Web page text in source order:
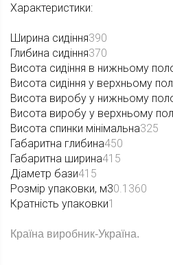
Характеристики:
Ширина сидіння390
Глибина сидіння370
Висота сидіння в нижньому
Висота сидіння у верхньому
Висота виробу у нижньому
Висота виробу у верхньому
Висота спинки мінімальна325
Габаритна глибина450
Габаритна ширина415
Діаметр бази415
Розмір упаковки, м30.1360
Кратність упаковки1
Країна виробник-Україна.